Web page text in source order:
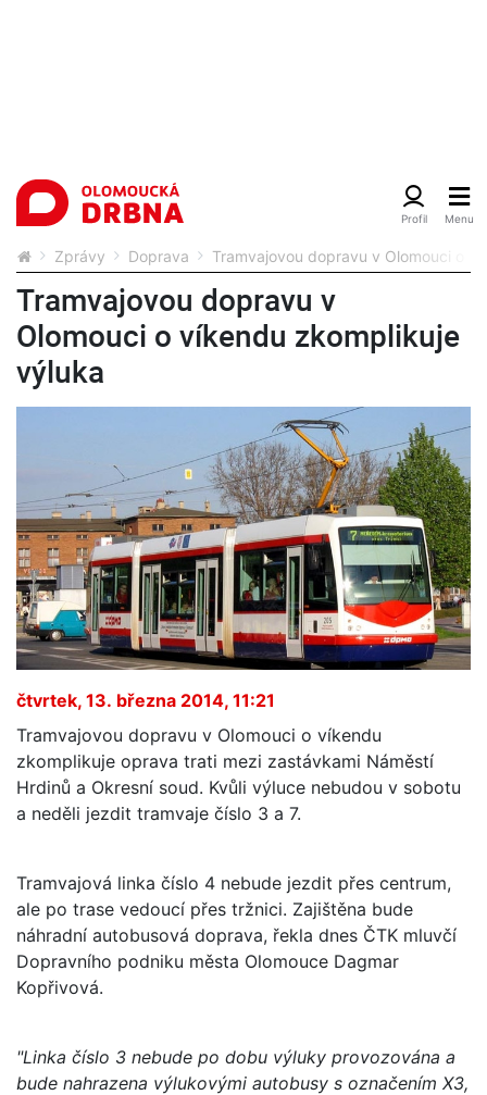
Zprávy Doprava Tramvajovou dopravu v Olomouci o
Tramvajovou dopravu v
Olomouci o víkendu zkomplikuje
výluka
čtvrtek, 13. března 2014, 11:21
Tramvajovou dopravu v Olomouci o víkendu
zkomplikuje oprava trati mezi zastávkami Náměstí
Hrdinů a Okresní soud. Kvůli výluce nebudou v sobotu
a neděli jezdit tramvaje číslo 3 a 7.
Tramvajová linka číslo 4 nebude jezdit přes centrum,
ale po trase vedoucí přes tržnici. Zajištěna bude
náhradní autobusová doprava, řekla dnes ČTK mluvčí
Dopravního podniku města Olomouce Dagmar
Kopřivová.
"Linka číslo 3 nebude po dobu výluky provozována a
bude nahrazena výlukovými autobusy s označením X3,